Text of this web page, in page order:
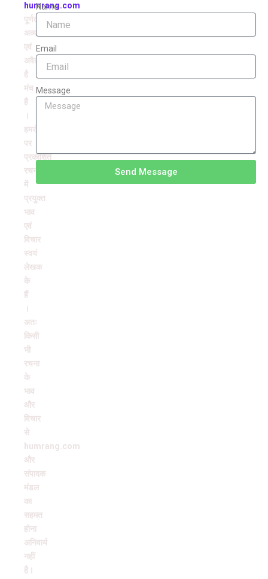
humrang.com
पूर्णतः
अव्यवसायिक
एवं
अवैतनिक
है
मंच
है
हमरंग
पर
प्रकाशित
रचनाओं
में
प्रयुक्त
भाव
एवं
विचार
स्वयं
लेखक
के
हैं
अतः
किसी
भी
रचना
के
भाव
और
विचार
से
humrang.com
और
संपादक
मंडल
का
सहमत
होना
अनिवार्य
नहीं
है।
Name
Email
Message
Send Message